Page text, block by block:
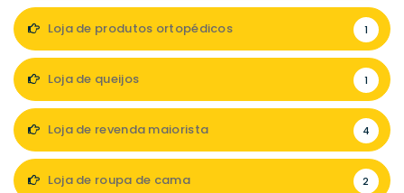
Loja de produtos ortopédicos 1
Loja de queijos 1
Loja de revenda maiorista 4
Loja de roupa de cama 2